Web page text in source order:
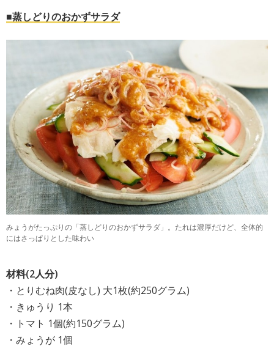
■蒸しどりのおかずサラダ
みょうがたっぷりの「蒸しどりのおかずサラダ」。たれは濃厚だけど、全体的
にはさっぱりとした味わい
材料(2人分)
・とりむね肉(皮なし) 大1枚(約250グラム)
・きゅうり 1本
・トマト 1個(約150グラム)
・みょうが 1個